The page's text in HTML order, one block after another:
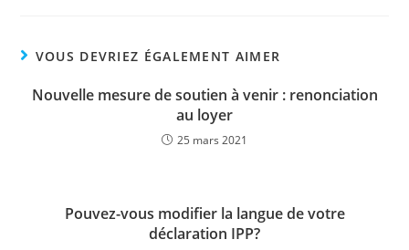
VOUS DEVRIEZ ÉGALEMENT AIMER
Nouvelle mesure de soutien à venir : renonciation
au loyer
25 mars 2021
Pouvez-vous modifier la langue de votre
déclaration IPP?